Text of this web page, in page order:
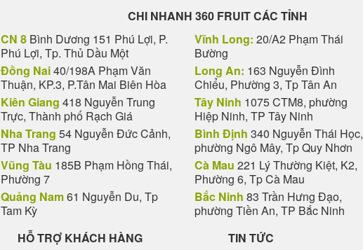
CHI NHANH 360 FRUIT CÁC TỈNH
CN 8 Bình Dương 151 Phú Lợi, P.
Phú Lợi, Tp. Thủ Dầu Một
Đồng Nai40/198A Phạm Văn
Thuận, KP.3, P.Tân Mai Biên Hòa
Kiên Giang 418 Nguyễn Trung
Trực, Thành phố Rạch Giá
Nha Trang 54 Nguyễn Đức Cảnh,
TP Nha Trang
Vũng Tàu 185B Phạm Hồng Thái,
Phường 7
Quảng Nam61 Nguyễn Du, Tp
Tam Kỳ
Vĩnh Long: 20/A2 Phạm Thái
Bường
Long An: 163 Nguyễn Đình
Chiểu, Phường 3, Tp Tân An
Tây Ninh 1075 CTM8, phường
Hiệp Ninh, TP Tây Ninh
Bình Định 340 Nguyễn Thái Học,
phường Ngô Mây, Tp Quy Nhơn
Cà Mau 221 Lý Thường Kiệt, K2,
Phường 6, Tp Cà Mau
Bắc Ninh 83 Trần Hưng Đạo,
phường Tiền An, TP Bắc Ninh
HỖ TRỢ KHÁCH HÀNG TIN TỨC